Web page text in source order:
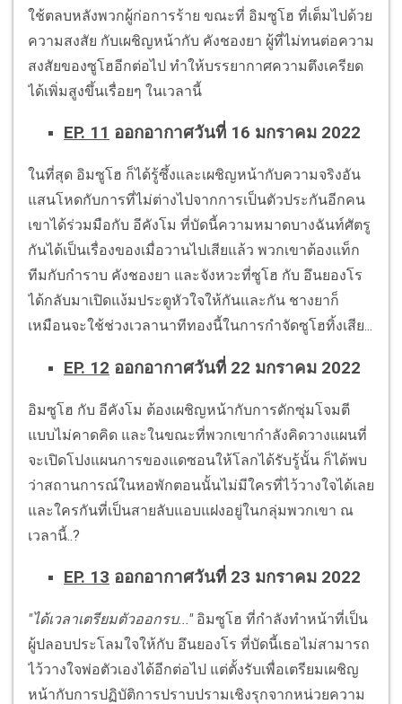
ใช้ตลบหลังพวกผู้ก่อการร้าย ขณะที่ อิมซูโฮ ที่เต็มไปด้วย
ความสงสัย กับเผชิญหน้ากับ คังชองยา ผู้ที่ไม่ทนต่อความ
สงสัยของซูโฮอีกต่อไป ทำให้บรรยากาศความตึงเครียด
ได้เพิ่มสูงขึ้นเรื่อยๆ ในเวลานี้
EP. 11 ออกอากาศวันที่ 16 มกราคม 2022
ในที่สุด อิมซูโฮ ก็ได้รู้ซึ้งและเผชิญหน้ากับความจริงอัน
แสนโหดกับการที่ไม่ต่างไปจากการเป็นตัวประกันอีกคน
เขาได้ร่วมมือกับ อีคังโม ที่บัดนี้ความหมาดบางฉันท์ศัตรู
กันได้เป็นเรื่องของเมื่อวานไปเสียแล้ว พวกเขาต้องแท็ก
ทีมกับกำราบ คังชองยา และจังหวะที่ซูโฮ กับ อึนยองโร
ได้กลับมาเปิดแง้มประตูหัวใจให้กันและกัน ชางยาก็
เหมือนจะใช้ช่วงเวลานาทีทองนี้ในการกำจัดซูโฮทิ้งเสีย...
EP. 12 ออกอากาศวันที่ 22 มกราคม 2022
อิมซูโฮ กับ อีคังโม ต้องเผชิญหน้ากับการดักซุ่มโจมตี
แบบไม่คาดคิด และในขณะที่พวกเขากำลังคิดวางแผนที่
จะเปิดโปงแผนการของแดซอนให้โลกได้รับรู้นั้น ก็ได้พบ
ว่าสถานการณ์ในหอพักตอนนั้นไม่มีใครที่ไว้วางใจได้เลย
และใครกันที่เป็นสายลับแอบแฝงอยู่ในกลุ่มพวกเขา ณ
เวลานี้..?
EP. 13 ออกอากาศวันที่ 23 มกราคม 2022
"ได้เวลาเตรียมตัวออกรบ..."อิมซูโฮ ที่กำลังทำหน้าที่เป็น
ผู้ปลอบประโลมใจให้กับ อึนยองโร ที่บัดนี้เธอไม่สามารถ
ไว้วางใจพ่อตัวเองได้อีกต่อไป แต่ตั้งรับเพื่อเตรียมเผชิญ
หน้ากับการปฏิบัติการปราบปรามเชิงรุกจากหน่วยความ